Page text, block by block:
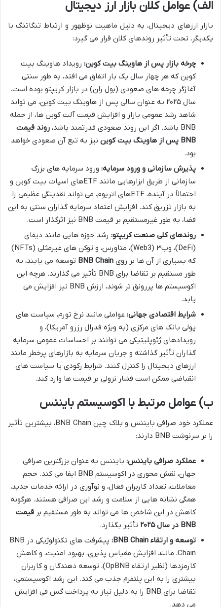
الف) عوامل کلان بازار ارز دیجیتال
بازار ارزهای دیجیتال، به دلیل ماهیت نوظهور و ارتباط تنگاتنگ با
یکدیگر، تحت تأثیر روندهای کلان قرار می گیرد:
چرخه بازار پس از هاوینگ بیت کوین: رویداد هاوینگ بیت
کوین که هر چهار سال یک بار اتفاق می افتد، به طور سنتی
آغازگر چرخه های صعودی (بول ران) در بازار کریپتو بوده است.
سال ۲۰۲۵ به عنوان سالی پس از هاوینگ بیت کوین، می تواند
شاهد رشد عمومی بازار و افزایش قیمت آلت کوین ها، از جمله
BNB باشد. اگر این روند صعودی قدرتمند باشد،
روند قیمت
BNB پس از هاوینگ بیت کوین
نیز به تبع آن صعودی خواهد
بود.
پذیرش سازمانی و ورود سرمایه: ورود سرمایه های بزرگ
سازمانی از طریق ابزارهایی مانند ETFهای اسپات بیت کوین و
احتمالاً در آینده، ETFهای اتریوم، می تواند نقدینگی عظیمی را
به بازار تزریق کند. افزایش اعتماد سرمایه گذاران سنتی به این
فضا، به طور غیرمستقیم بر قیمت BNB نیز اثرگذار است.
روندهای کلی صنعت کریپتو: رشد حوزه هایی مانند دیفای
(DeFi)، وب۳ (Web3)، متاورس، و توکن های غیرمثلی (NFTs)
که بسیاری از آن ها بر روی BNB Chain توسعه می یابند، به
طور مستقیم بر تقاضا برای BNB تأثیر می گذارند. هرچه این
اکوسیستم ها پررونق تر شوند، ارزش BNB نیز افزایش می
یابد.
شرایط اقتصادی جهانی: عواملی مانند نرخ تورم، سیاست های
پولی بانک های مرکزی (به ویژه فدرال رزرو آمریکا)، و
رویدادهای ژئوپلیتیکی می توانند بر احساسات عمومی سرمایه
گذاران تأثیر گذاشته و جریان سرمایه به بازارهای پرخطر مانند
ارزهای دیجیتال را کنترل کنند. شرایط رکودی یا سیاست های
انقباضی ممکن است فشار نزولی بر قیمت ها وارد کند.
ب) عوامل مرتبط با اکوسیستم بایننس
عملکرد خود صرافی بایننس و بلاک چین BNB Chain، بیشترین تأثیر
را بر سرنوشت BNB دارند:
عملکرد صرافی بایننس: بایننس به عنوان بزرگترین صرافی
جهان، نقش محوری در اکوسیستم BNB ایفا می کند. حجم
معاملات، تعداد کاربران فعال، و نوآوری در ارائه خدمات جدید،
همگی نشانه هایی از سلامت و رشد این صرافی هستند. هرگونه
کاهش در این شاخص ها می تواند به طور مستقیم بر قیمت
BNB در سال ۲۰۲۵
تأثیر بگذارد.
توسعه و ارتقاء BNB Chain:
پیشرفت های تکنولوژیکی در BNB
Chain، مانند افزایش مقیاس پذیری، بهبود امنیت، و کاهش
کارمزدها (نظیر ارتقاء OpBNB)، توسعه دهندگان و کاربران
بیشتری را به این پلتفرم جذب می کند. این رشد اکوسیستمی،
تقاضا برای BNB را به دلیل نیاز به پرداخت گس فی افزایش
می دهد.